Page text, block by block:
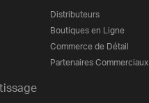
Distributeurs
Boutiques en Ligne
Commerce de Détail
Partenaires Commerciaux